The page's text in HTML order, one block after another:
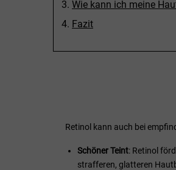
Wie kann ich meine
Fazit
Retinol kann auch bei
Schöner Teint: Retinol
strafferen, glatteren